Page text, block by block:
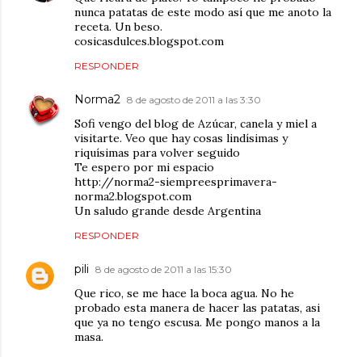
nunca patatas de este modo así que me anoto la
receta. Un beso.
cosicasdulces.blogspot.com
RESPONDER
Norma2 8 de agosto de 2011 a las 3:30
Sofi vengo del blog de Azúcar, canela y miel a
visitarte. Veo que hay cosas lindísimas y
riquísimas para volver seguido
Te espero por mi espacio
http://norma2-siempreesprimavera-
norma2.blogspot.com
Un saludo grande desde Argentina
RESPONDER
pili 8 de agosto de 2011 a las 15:30
Que rico, se me hace la boca agua. No he
probado esta manera de hacer las patatas, asi
que ya no tengo escusa. Me pongo manos a la
masa.